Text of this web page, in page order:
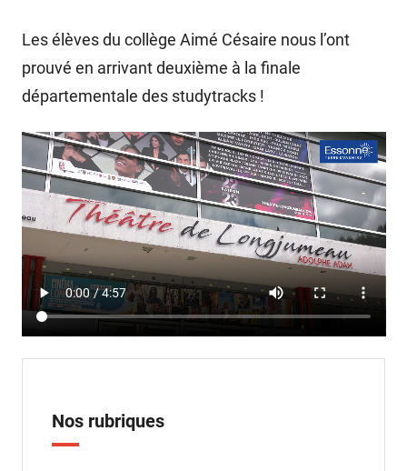
Les élèves du collège Aimé Césaire nous l’ont
prouvé en arrivant deuxième à la finale
départementale des studytracks !
Nos rubriques